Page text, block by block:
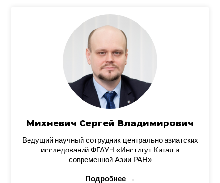
Михневич Сергей Владимирович
Ведущий научный сотрудник центрально азиатских
исследований ФГАУН «Институт Китая и
современной Азии РАН»
Подробнее →